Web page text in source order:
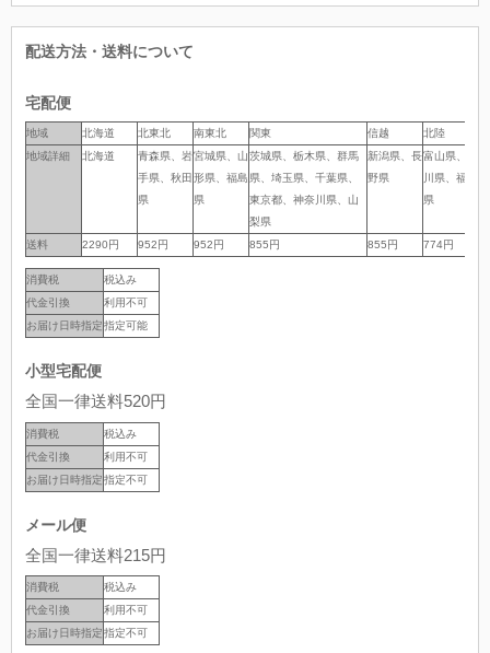
配送方法・送料について
宅配便
地域 北海道 北東北 南東北 関東 信越 北陸
地域詳細
北海道
青森県、岩
手県、秋田
県
宮城県、山
形県、福島
県
茨城県、栃木県、群馬
県、埼玉県、千葉県、
東京都、神奈川県、山
梨県
新潟県、長
野県
富山県、石
川県、福井
県
送料 2290円 952円 952円 855円 855円 774円
地域
地域詳細
送料
消費税
税込み
代金引換
利用不可
お届け日時指定指定可能
小型宅配便
全国一律送料520円
消費税
税込み
代金引換
利用不可
お届け日時指定指定不可
メール便
全国一律送料215円
消費税
税込み
代金引換
利用不可
お届け日時指定指定不可